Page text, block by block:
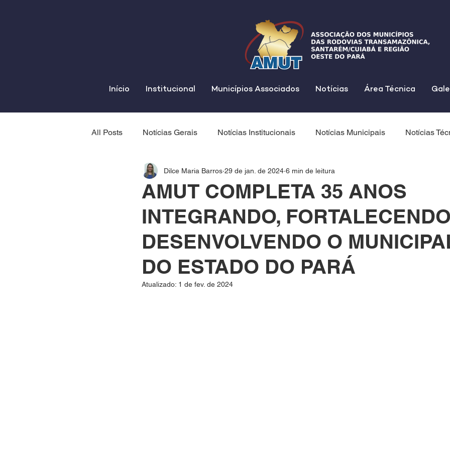
Início Institucional Municípios Associados Notícias Área Técnica
All Posts Notícias Gerais Notícias Institucionais Notícias Municipais Notícias
AMUT COMPLETA 35 ANOS
INTEGRANDO,
DESENVOLVENDO O
DO ESTADO DO PARÁ
Dilce Maria Barros 29 de jan. de 2024 6 min de leitura
Atualizado: 1 de fev. de 2024